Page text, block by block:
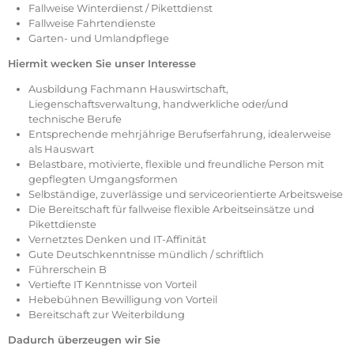
Fallweise Winterdienst / Pikettdienst
Fallweise Fahrtendienste
Garten- und Umlandpflege
Hiermit wecken Sie unser Interesse
Ausbildung Fachmann Hauswirtschaft,
Liegenschaftsverwaltung, handwerkliche oder/und
technische Berufe
Entsprechende mehrjährige Berufserfahrung, idealerweise
als Hauswart
Belastbare, motivierte, flexible und freundliche Person mit
gepflegten Umgangsformen
Selbständige, zuverlässige und serviceorientierte Arbeitsweise
Die Bereitschaft für fallweise flexible Arbeitseinsätze und
Pikettdienste
Vernetztes Denken und IT-Affinität
Gute Deutschkenntnisse mündlich / schriftlich
Führerschein B
Vertiefte IT Kenntnisse von Vorteil
Hebebühnen Bewilligung von Vorteil
Bereitschaft zur Weiterbildung
Dadurch überzeugen wir Sie